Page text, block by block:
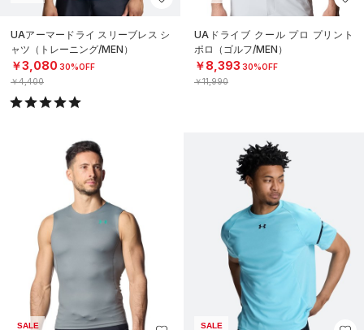
UAアーマードライ スリーブレス シ
ャツ（トレーニング/MEN）
￥3,080 30%OFF
￥4,400
UAドライブ クール プロ プリント
ポロ（ゴルフ/MEN）
￥8,393 30%OFF
￥11,990
SALE SALE